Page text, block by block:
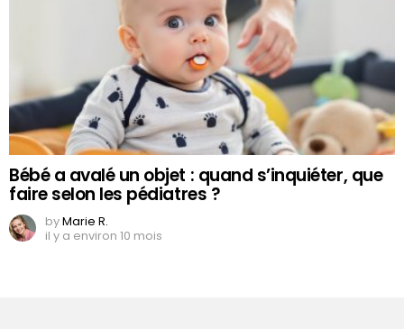
Bébé a avalé un objet : quand s’inquiéter, que
faire selon les pédiatres ?
byMarie R.
il y a environ 10 mois